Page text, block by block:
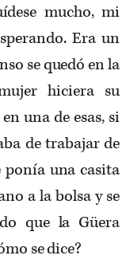
mucho, mi
Era un
se quedó en la
hiciera su
una de esas, si
de trabajar de
ponía una casita
a la bolsa y se
que la Güera
se dice?